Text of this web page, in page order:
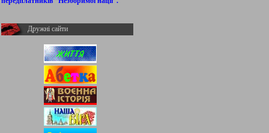
Дружні сайти